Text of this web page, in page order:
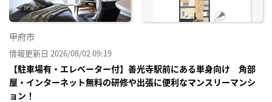
甲府市
情報更新日 2026/08/02 09:19
【駐車場有・エレベーター付】善光寺駅前にある単身向け 角部
屋・インターネット無料の研修や出張に便利なマンスリーマンシ
ョン！